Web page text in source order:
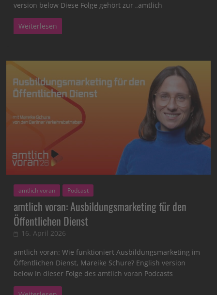
version below Diese Folge gehört zur „amtlich
Weiterlesen
amtlich voran Podcast
amtlich voran: Ausbildungsmarketing für den
Öffentlichen Dienst
16. April 2026
amtlich voran: Wie funktioniert Ausbildungsmarketing im
Öffentlichen Dienst, Mareike Schure? English version
below In dieser Folge des amtlich voran Podcasts